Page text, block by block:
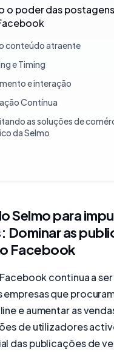
o poder das
conteúdo atraente
e Timing
e interação
Contínua
as soluções de
da Selmo
Selmo para
Dominar as
Facebook
continua a ser
empresas que
e aumentar as
de utilizadores
das publicações de